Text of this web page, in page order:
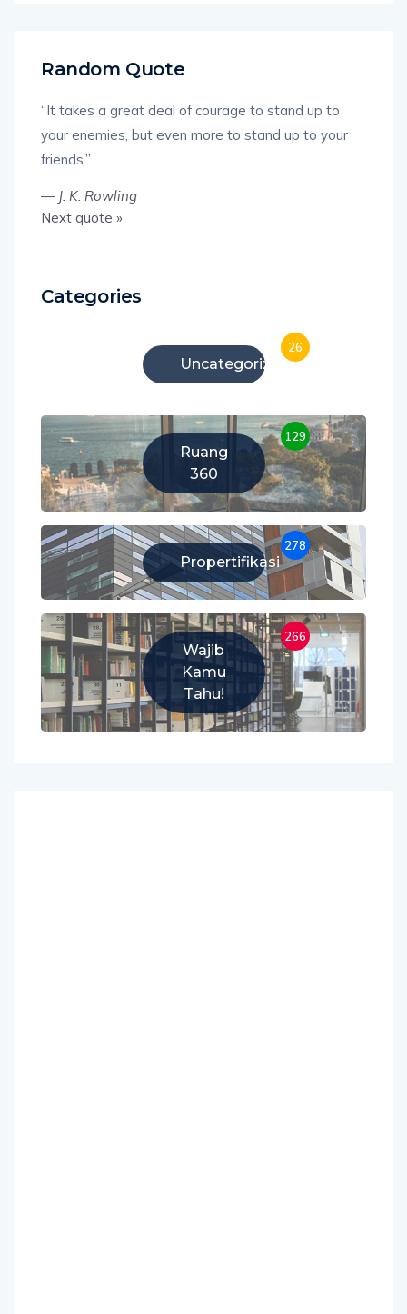
Random Quote
“It takes a great deal of courage to stand up to
your enemies, but even more to stand up to your
friends.”
— J. K. Rowling
Next quote »
Categories
Uncategorized
26
Ruang
360
129
Propertifikasi
278
Wajib
Kamu
Tahu!
266